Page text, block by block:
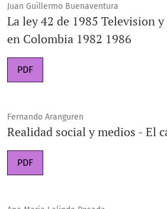
Juan Guillermo Buenaventura
La ley 42 de 1985 Television
en Colombia 1982 1986
PDF
Fernando Aranguren
Realidad social y medios - El
PDF